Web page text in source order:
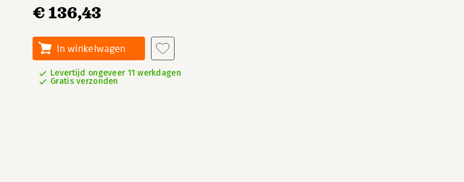
€ 136,43
In winkelwagen
Levertijd ongeveer 11 werkdagen
Gratis verzonden